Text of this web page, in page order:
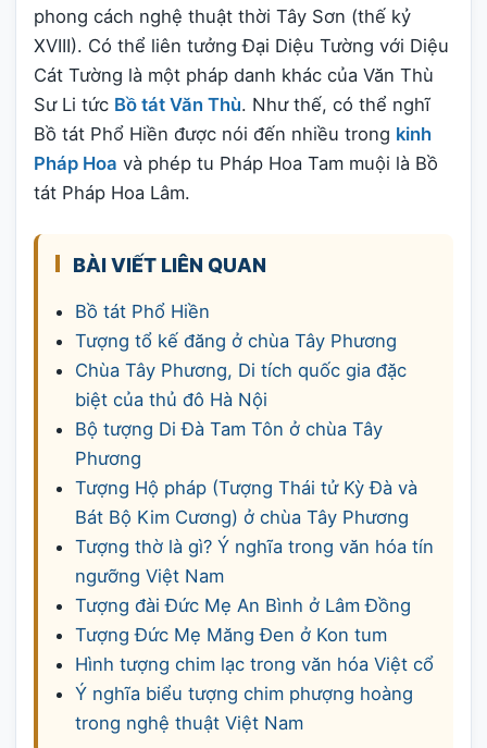
phong cách nghệ thuật thời Tây Sơn (thế kỷ
XVIII). Có thể liên tưởng Đại Diệu Tường với Diệu
Cát Tường là một pháp danh khác của Văn Thù
Sư Li tức Bồ tát Văn Thù. Như thế, có thể nghĩ
Bồ tát Phổ Hiền được nói đến nhiều trong kinh
Pháp Hoa và phép tu Pháp Hoa Tam muội là Bồ
tát Pháp Hoa Lâm.
BÀI VIẾT LIÊN QUAN
Bồ tát Phổ Hiền
Tượng tổ kế đăng ở chùa Tây Phương
Chùa Tây Phương, Di tích quốc gia đặc
biệt của thủ đô Hà Nội
Bộ tượng Di Đà Tam Tôn ở chùa Tây
Phương
Tượng Hộ pháp (Tượng Thái tử Kỳ Đà và
Bát Bộ Kim Cương) ở chùa Tây Phương
Tượng thờ là gì? Ý nghĩa trong văn hóa tín
ngưỡng Việt Nam
Tượng đài Đức Mẹ An Bình ở Lâm Đồng
Tượng Đức Mẹ Măng Đen ở Kon tum
Hình tượng chim lạc trong văn hóa Việt cổ
Ý nghĩa biểu tượng chim phượng hoàng
trong nghệ thuật Việt Nam